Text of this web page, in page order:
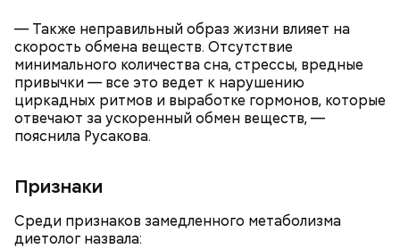
— Также неправильный образ жизни влияет на
скорость обмена веществ. Отсутствие
минимального количества сна, стрессы, вредные
привычки — все это ведет к нарушению
циркадных ритмов и выработке гормонов, которые
отвечают за ускоренный обмен веществ, —
пояснила Русакова.
Признаки
Среди признаков замедленного метаболизма
диетолог назвала: